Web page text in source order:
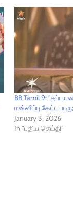
BB Tamil 9:
மன்னிப்பு கேட்ட
January 3, 2026
In "புதிய செய்தி"